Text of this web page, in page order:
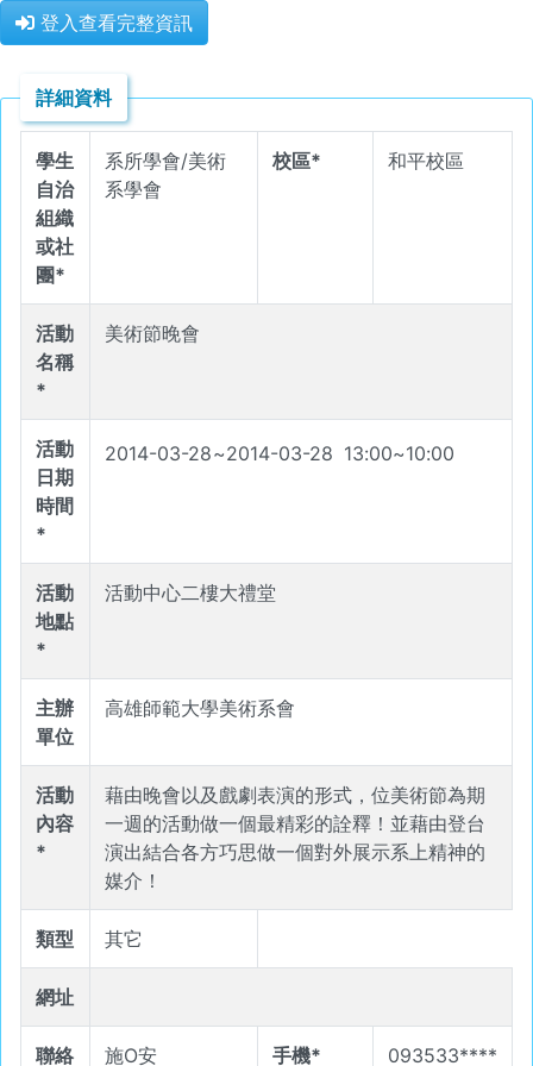
登入查看完整資訊
詳細資料
學生
自治
組織
或社
團*
系所學會/美術
系學會
校區* 和平校區
活動
名稱
*
美術節晚會
活動
日期
時間
*
2014-03-28~2014-03-28 13:00~10:00
活動
地點
*
活動中心二樓大禮堂
主辦
單位
高雄師範大學美術系會
活動
內容
*
藉由晚會以及戲劇表演的形式，位美術節為期
一週的活動做一個最精彩的詮釋！並藉由登台
演出結合各方巧思做一個對外展示系上精神的
媒介！
類型 其它
網址
聯絡 施O安 手機* 093533****